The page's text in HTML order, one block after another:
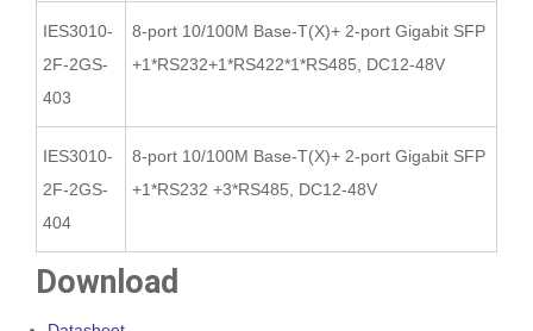
IES3010-
2F-2GS-
403
8-port 10/100M Base-T(X)+ 2-port Gigabit SFP
+1*RS232+1*RS422*1*RS485, DC12-48V
IES3010-
2F-2GS-
404
8-port 10/100M Base-T(X)+ 2-port Gigabit SFP
+1*RS232 +3*RS485, DC12-48V
Download